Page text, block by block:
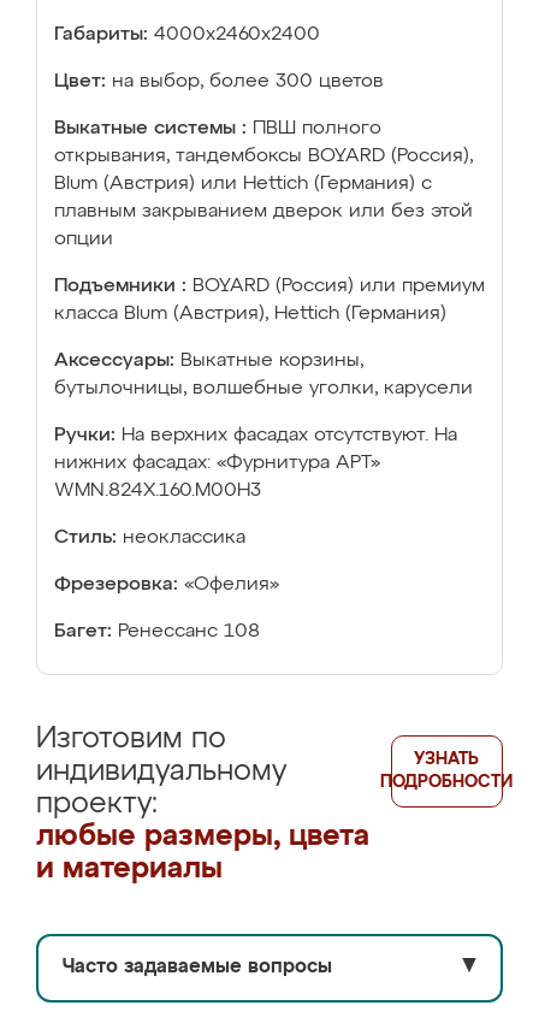
Габариты: 4000х2460х2400
Цвет: на выбор, более 300 цветов
Выкатные системы :
ПВШ полного
открывания, тандембоксы BOYARD (Россия),
Blum (Австрия) или Hettich (Германия) с
плавным закрыванием дверок или без этой
опции
Подъемники : BOYARD (Россия) или премиум
класса Blum (Австрия), Hettich (Германия)
Аксессуары: Выкатные корзины,
бутылочницы, волшебные уголки, карусели
Ручки: На верхних фасадах отсутствуют. На
нижних фасадах: «Фурнитура АРТ»
WMN.824X.160.M00H3
Стиль: неоклассика
Фрезеровка: «Офелия»
Багет: Ренессанс 108
Изготовим по
индивидуальному
проекту:
любые размеры, цвета
и материалы
УЗНАТЬ
ПОДРОБНОСТИ
Часто задаваемые вопросы ▼